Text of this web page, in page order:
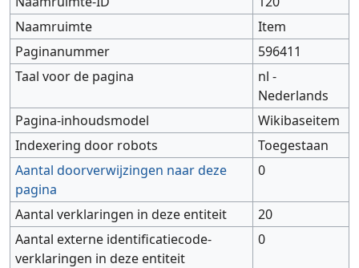
Naamruimte
Item
Paginanummer
596411
Taal voor de pagina
nl -
Nederlands
Pagina-inhoudsmodel
Wikibaseitem
Indexering door robots
Toegestaan
Aantal doorverwijzingen naar deze
pagina
0
Aantal verklaringen in deze entiteit
20
Aantal externe identificatiecode-
verklaringen in deze entiteit
0